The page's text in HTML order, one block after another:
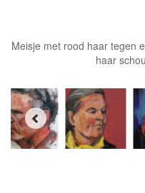
Meisje met rood haar tegen
haar